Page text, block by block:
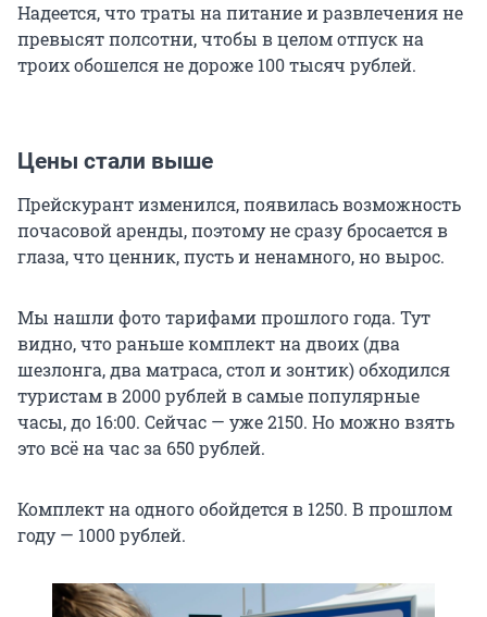
Надеется, что траты на питание и развлечения не
превысят полсотни, чтобы в целом отпуск на
троих обошелся не дороже 100 тысяч рублей.
Цены стали выше
Прейскурант изменился, появилась возможность
почасовой аренды, поэтому не сразу бросается в
глаза, что ценник, пусть и ненамного, но вырос.
Мы нашли фото тарифами прошлого года. Тут
видно, что раньше комплект на двоих (два
шезлонга, два матраса, стол и зонтик) обходился
туристам в 2000 рублей в самые популярные
часы, до 16:00. Сейчас — уже 2150. Но можно взять
это всё на час за 650 рублей.
Комплект на одного обойдется в 1250. В прошлом
году — 1000 рублей.